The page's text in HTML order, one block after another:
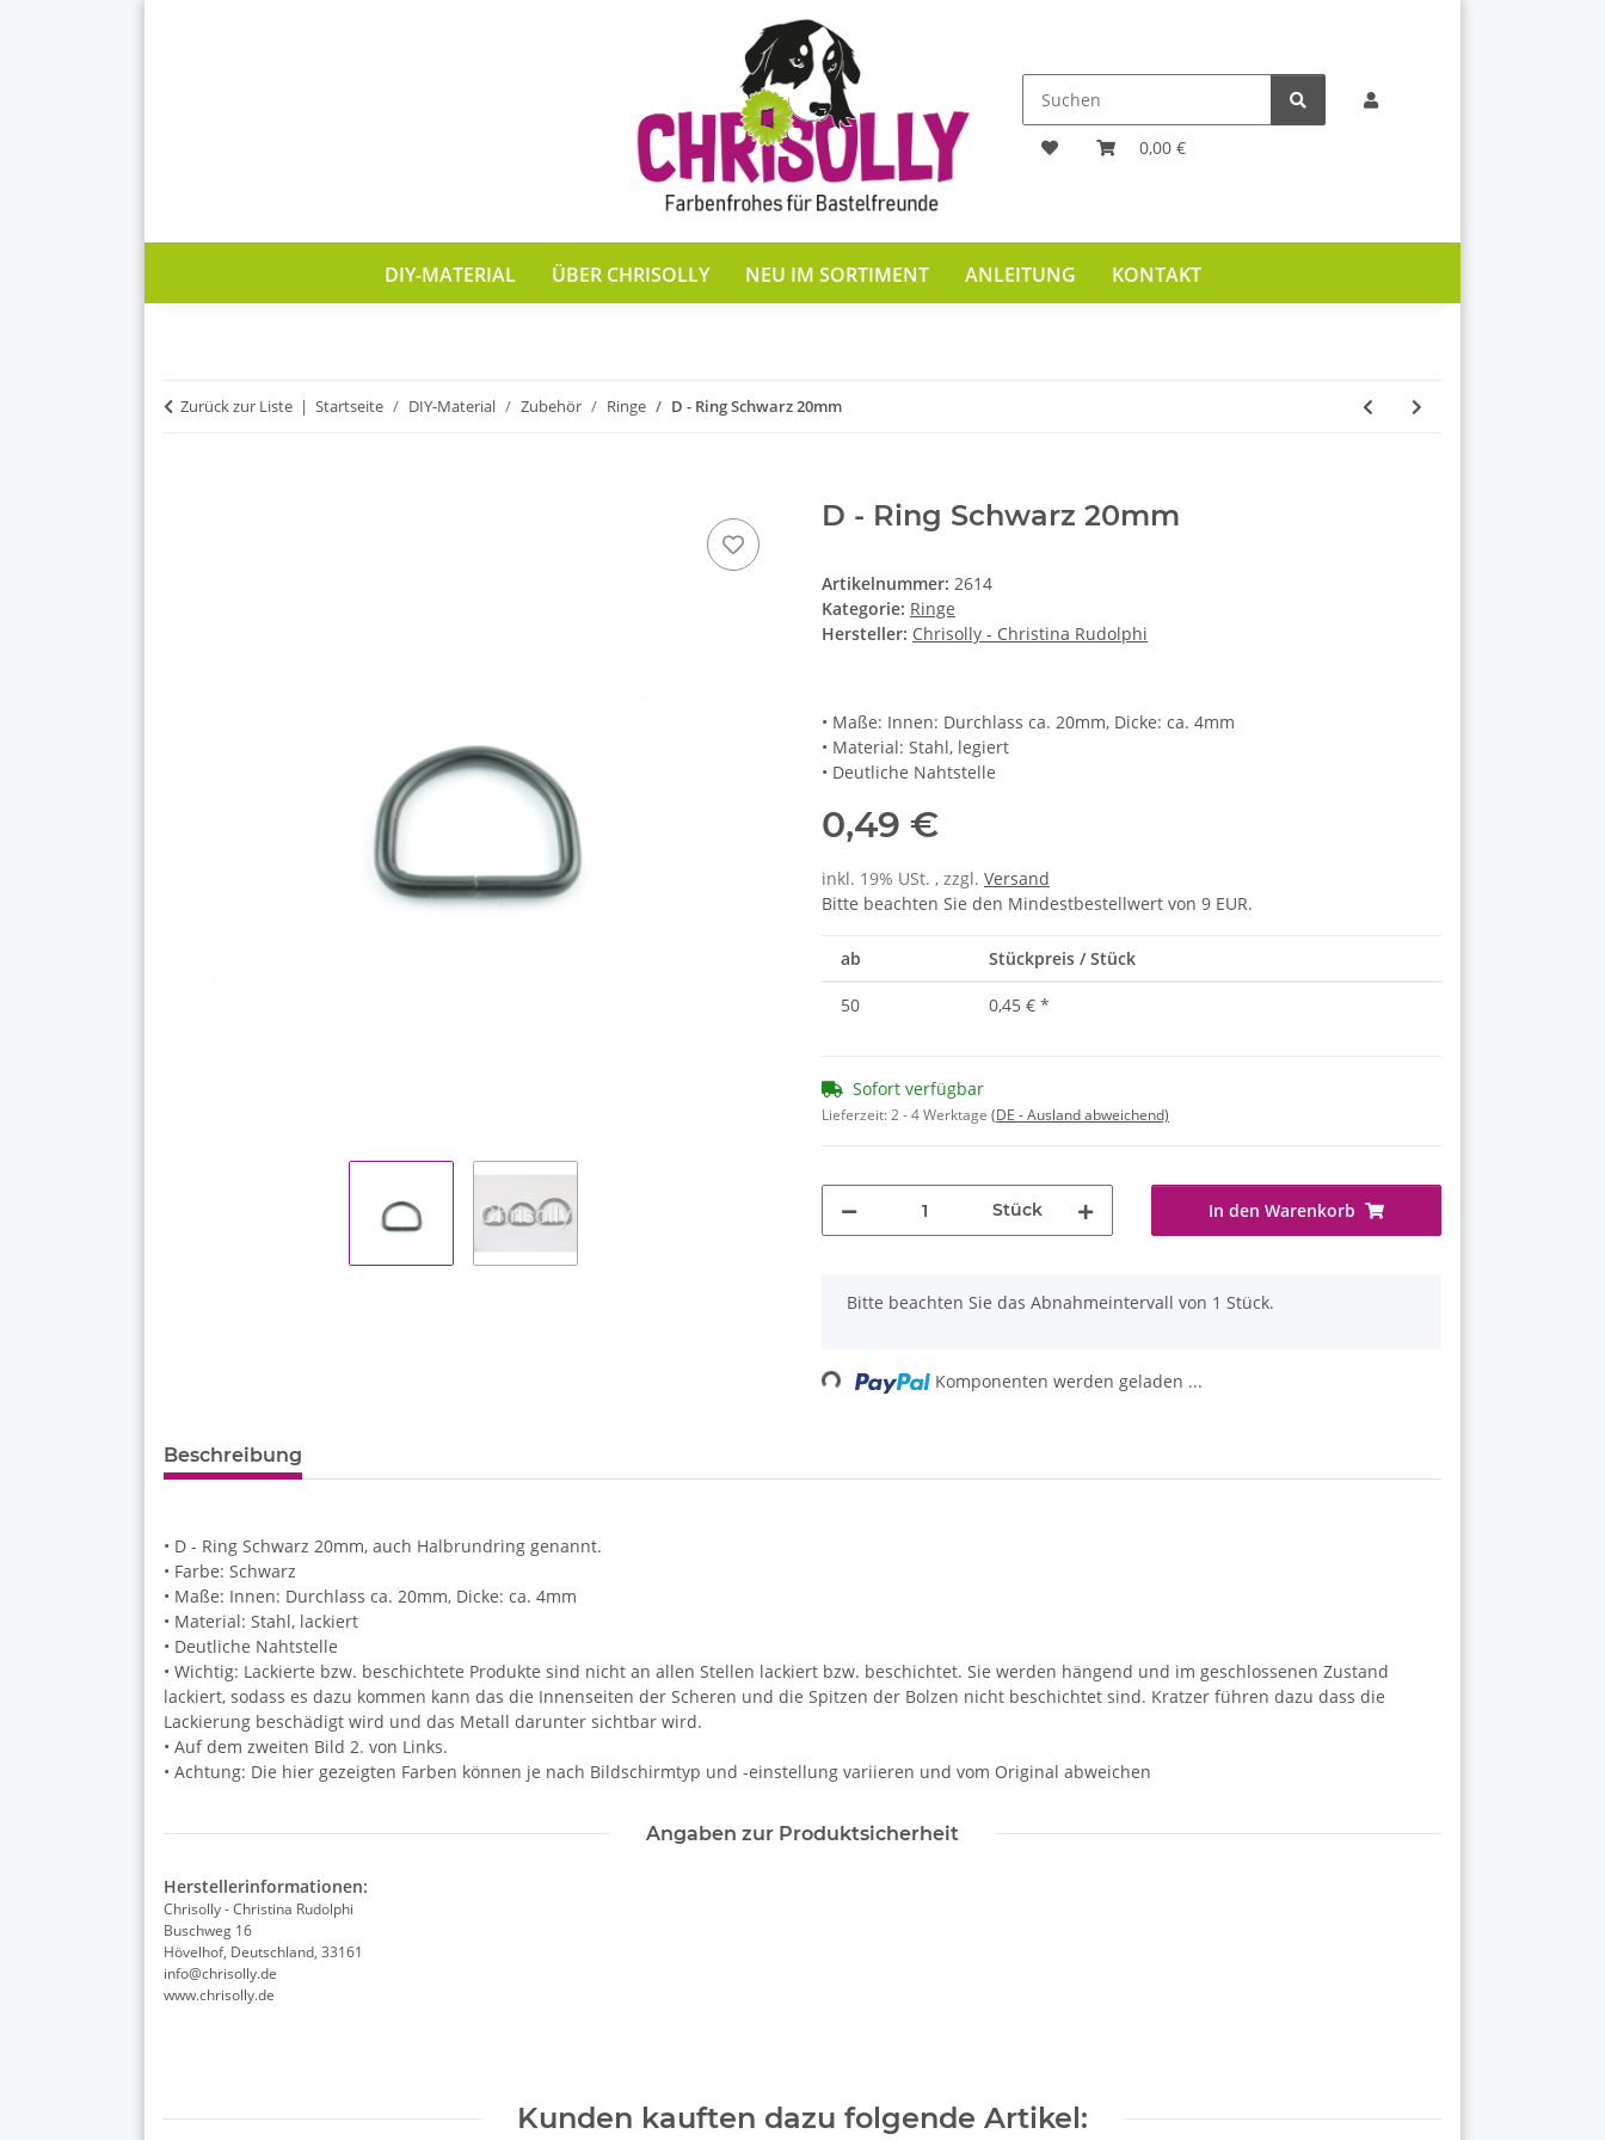
0,00 €
DIY-MATERIAL ÜBER CHRISOLLY NEU IM SORTIMENT ANLEITUNG KONTAKT
Zurück zur Liste Startseite DIY-Material Zubehör Ringe D - Ring Schwarz 20mm
D - Ring Schwarz 20mm
Artikelnummer: 2614
Kategorie: Ringe
Hersteller: Chrisolly - Christina Rudolphi
• Maße: Innen: Durchlass ca. 20mm, Dicke: ca. 4mm
• Material: Stahl, legiert
• Deutliche Nahtstelle
0,49 €
inkl. 19% USt. , zzgl. Versand
Bitte beachten Sie den Mindestbestellwert von 9 EUR.
ab Stückpreis / Stück
50 0,45 € *
Sofort verfügbar
Lieferzeit:2 - 4 Werktage (DE - Ausland abweichend)
Stück In den Warenkorb
x
Bitte beachten Sie das Abnahmeintervall von 1 Stück.
Loading... Komponenten werden geladen ...
Beschreibung
• D - Ring Schwarz 20mm, auch Halbrundring genannt.
• Farbe: Schwarz
• Maße: Innen: Durchlass ca. 20mm, Dicke: ca. 4mm
• Material: Stahl, lackiert
• Deutliche Nahtstelle
• Wichtig: Lackierte bzw. beschichtete Produkte sind nicht an allen Stellen lackiert bzw. beschichtet. Sie werden hängend und im geschlossenen Zustand
lackiert, sodass es dazu kommen kann das die Innenseiten der Scheren und die Spitzen der Bolzen nicht beschichtet sind. Kratzer führen dazu dass die
Lackierung beschädigt wird und das Metall darunter sichtbar wird.
• Auf dem zweiten Bild 2. von Links.
• Achtung: Die hier gezeigten Farben können je nach Bildschirmtyp und -einstellung variieren und vom Original abweichen
Angaben zur Produktsicherheit
Herstellerinformationen:
Chrisolly - Christina Rudolphi
Buschweg 16
Hövelhof, Deutschland, 33161
info@chrisolly.de
www.chrisolly.de
Kunden kauften dazu folgende Artikel: